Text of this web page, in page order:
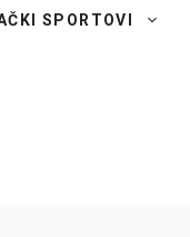
SPORTOVI